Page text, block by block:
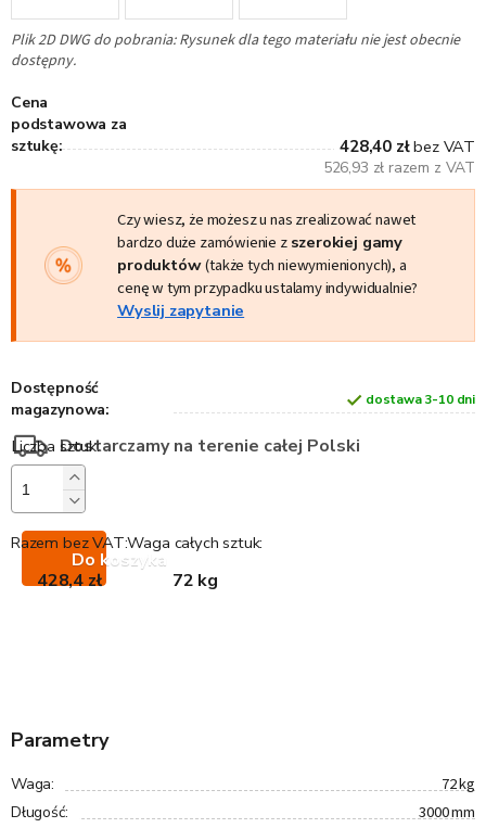
Plik 2D DWG do pobrania: Rysunek dla tego materiału nie jest obecnie
dostępny.
Cena
podstawowa za
sztukę:
428,40 złbez VAT
526,93 zł razem z VAT
Czy wiesz, że możesz u nas zrealizować nawet
bardzo duże zamówienie z szerokiej gamy
produktów(także tych niewymienionych), a
cenę w tym przypadku ustalamy indywidualnie?
Wyslij zapytanie
Dostępność
magazynowa:
dostawa 3-10 dni
Dostarczamy na terenie całej Polski
Do koszyka
Waga całych sztuk:
72 kg
Razem bez VAT:
428,4 zł
Parametry
Waga: 72 kg
Długość: 3000 mm